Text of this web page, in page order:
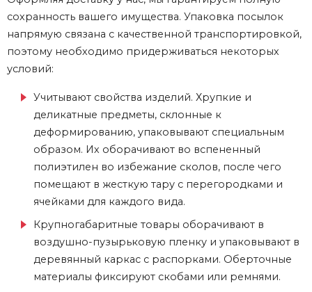
сохранность вашего имущества. Упаковка посылок
напрямую связана с качественной транспортировкой,
поэтому необходимо придерживаться некоторых
условий:
Учитывают свойства изделий. Хрупкие и
деликатные предметы, склонные к
деформированию, упаковывают специальным
образом. Их оборачивают во вспененный
полиэтилен во избежание сколов, после чего
помещают в жесткую тару с перегородками и
ячейками для каждого вида.
Крупногабаритные товары оборачивают в
воздушно-пузырьковую пленку и упаковывают в
деревянный каркас с распорками. Оберточные
материалы фиксируют скобами или ремнями.